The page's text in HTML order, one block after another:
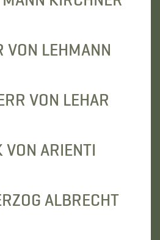
LEHMANN
VON LEHAR
ARIENTI
ALBRECHT